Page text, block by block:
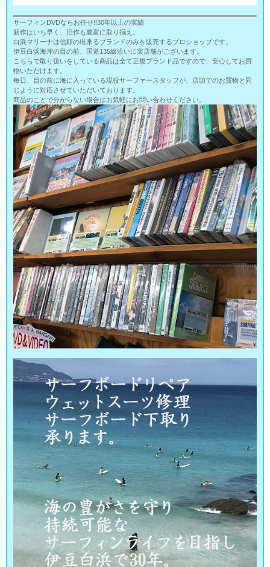
サーフィンDVDならお任せ!!30年以上の実績
新作はいち早く、旧作も豊富に取り揃え。
白浜マリーナは信頼の出来るブランドのみを販売するプロショップです。
伊豆白浜海岸の目の前、国道135線沿いに実店舗がございます。
こちらで取り扱いをしている商品は全て正規ブランド品ですので、安心してお買
物いただけます。
毎日、目の前に海に入っている現役サーファースタッフが、店頭でのお買物と同
じように対応させていただいております。
商品のことで分からない場合はお気軽にお問い合わせください。